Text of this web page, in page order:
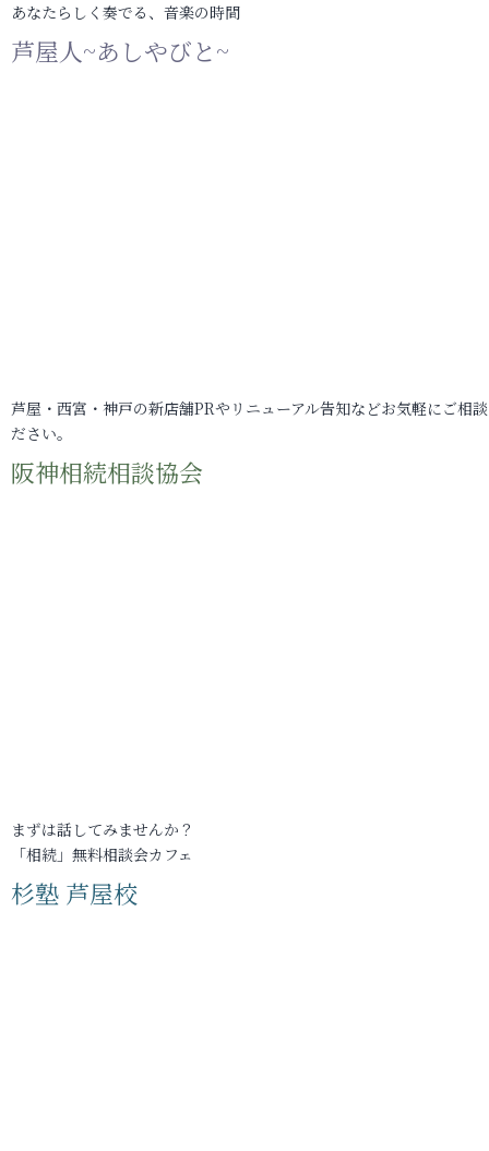
あなたらしく奏でる、音楽の時間
芦屋人~あしやびと~
芦屋・西宮・神戸の新店舗PRやリニューアル告知などお気軽にご相
ださい。
阪神相続相談協会
まずは話してみませんか？
「相続」無料相談会カフェ
杉塾 芦屋校